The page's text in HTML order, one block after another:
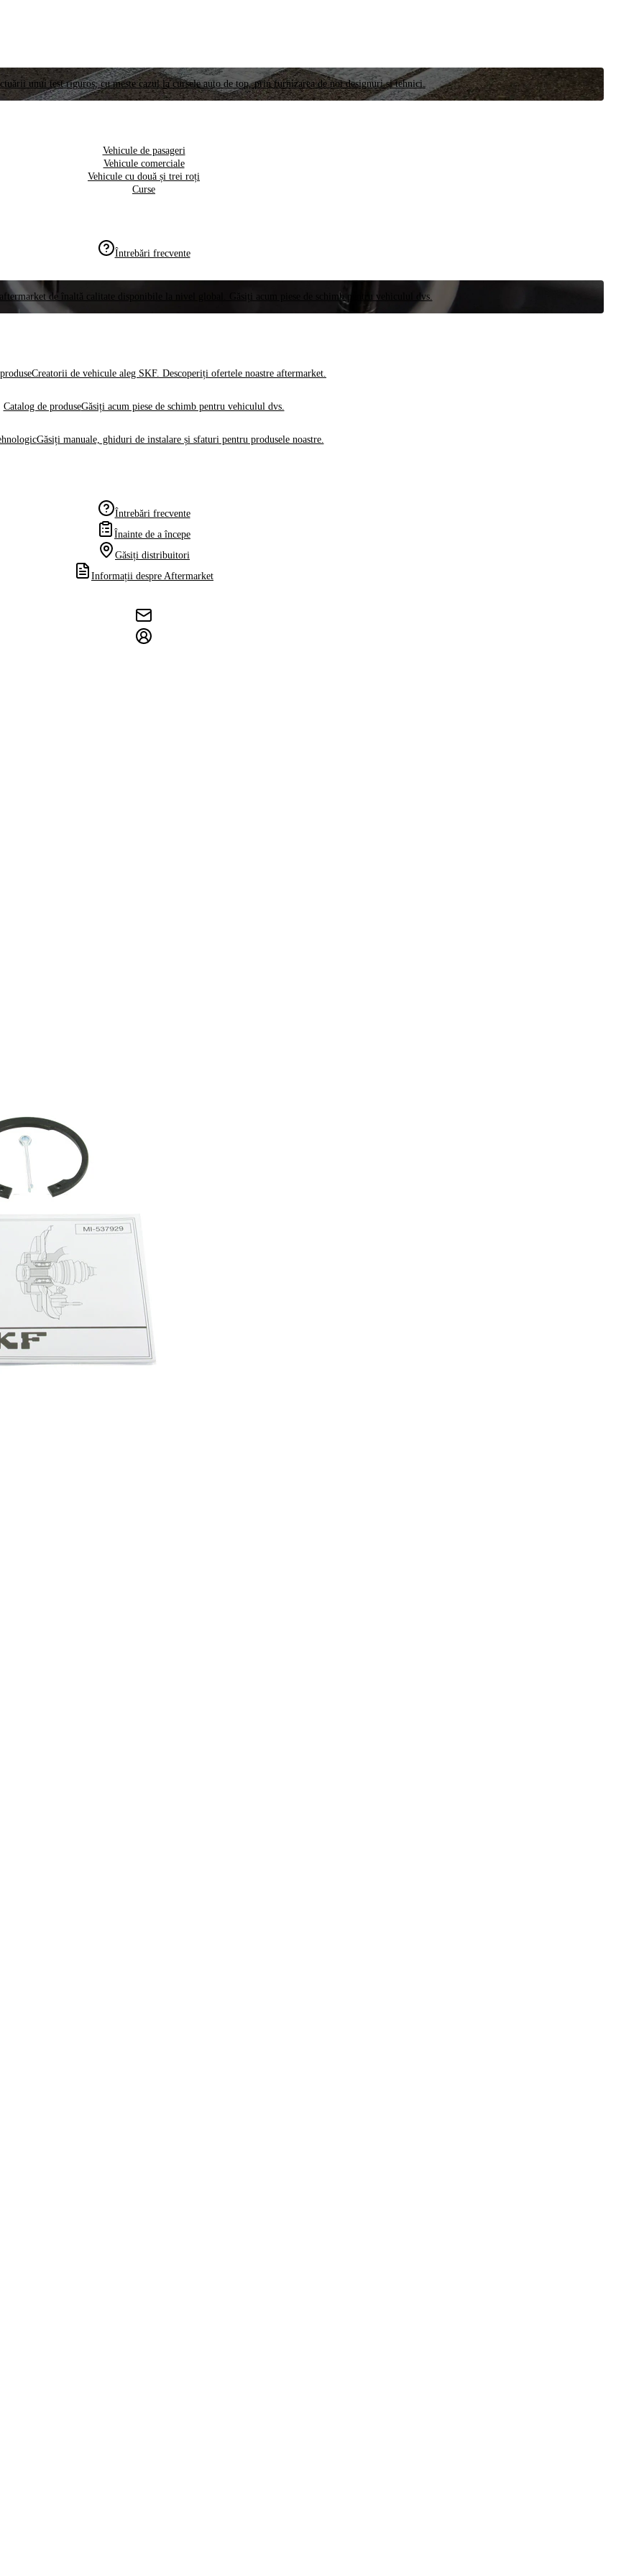
unui test riguros, cu meste cazul la cursele auto de top, prin furnizarea de noi designuri și tehnici.
Vehicule de pasageri
Vehicule comerciale
Vehicule cu două și trei roți
Curse
Întrebări frecvente
de înaltă calitate disponibile la nivel global. Găsiți acum piese de schimb pentru vehiculul dvs.
Creatorii de vehicule aleg SKF. Descoperiți ofertele noastre aftermarket.
Catalog de produseGăsiți acum piese de schimb pentru vehiculul dvs.
Găsiți manuale, ghiduri de instalare și sfaturi pentru produsele noastre.
Întrebări frecvente
Înainte de a începe
Găsiți distribuitori
Informații despre Aftermarket